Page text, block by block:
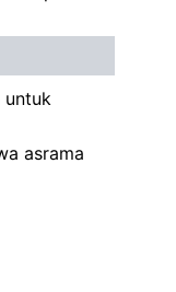
untuk
asrama